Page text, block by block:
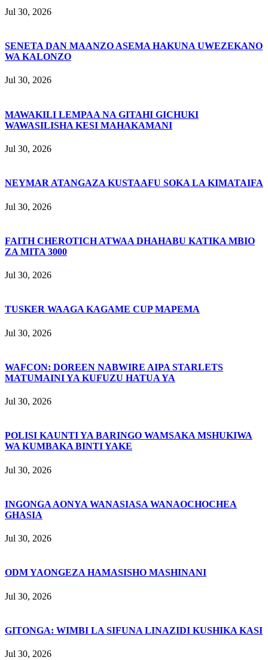
Jul 30, 2026
SENETA DAN MAANZO ASEMA HAKUNA UWEZEKANO
WA KALONZO
Jul 30, 2026
MAWAKILI LEMPAA NA GITAHI GICHUKI
WAWASILISHA KESI MAHAKAMANI
Jul 30, 2026
NEYMAR ATANGAZA KUSTAAFU SOKA LA KIMATAIFA
Jul 30, 2026
FAITH CHEROTICH ATWAA DHAHABU KATIKA MBIO
ZA MITA 3000
Jul 30, 2026
TUSKER WAAGA KAGAME CUP MAPEMA
Jul 30, 2026
WAFCON: DOREEN NABWIRE AIPA STARLETS
MATUMAINI YA KUFUZU HATUA YA
Jul 30, 2026
POLISI KAUNTI YA BARINGO WAMSAKA MSHUKIWA
WA KUMBAKA BINTI YAKE
Jul 30, 2026
INGONGA AONYA WANASIASA WANAOCHOCHEA
GHASIA
Jul 30, 2026
ODM YAONGEZA HAMASISHO MASHINANI
Jul 30, 2026
GITONGA: WIMBI LA SIFUNA LINAZIDI KUSHIKA KASI
Jul 30, 2026